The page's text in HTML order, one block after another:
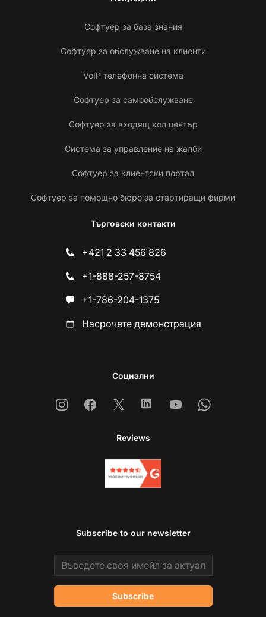
Софтуер за база знания
Софтуер за обслужване на клиенти
VoIP телефонна система
Софтуер за самообслужване
Софтуер за входящ кол център
Система за управление на жалби
Софтуер за клиентски портал
Софтуер за помощно бюро за стартиращи фирми
Търговски контакти
+421 2 33 456 826
+1-888-257-8754
+1-786-204-1375
Насрочете демонстрация
Социални
InstagramFacebook
X LinkedinYoutubeWhatsapp
Reviews
Subscribe to our newsletter
Email address
Subscribe